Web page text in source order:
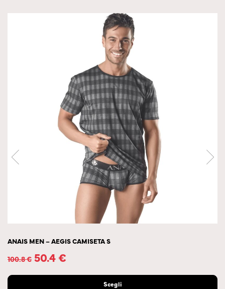
ANAIS MEN – AEGIS CAMISETA S
100.8€ 50.4€
Scegli